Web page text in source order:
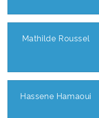
Mathilde Roussel
Hassene Hamaoui